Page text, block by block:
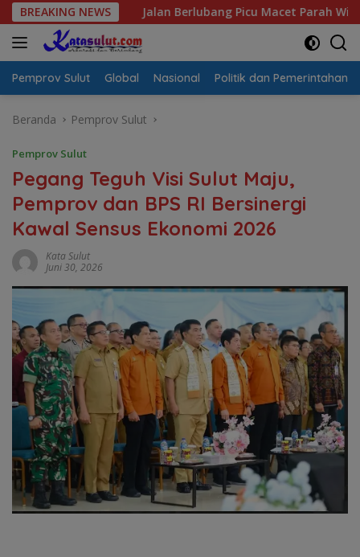
Langsung
ke
konten
BREAKING NEWS
Jalan Berlubang Picu Macet Parah
Pemprov Sulut Global Nasional Politik dan Pemerintahan
Beranda Pemprov Sulut
Pemprov Sulut
Pegang Teguh Visi Sulut Maju,
Pemprov dan BPS RI Bersinergi
Kawal Sensus Ekonomi 2026
Kata Sulut
Juni 30, 2026